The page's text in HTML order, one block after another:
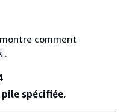
comment
.
pile spécifiée.